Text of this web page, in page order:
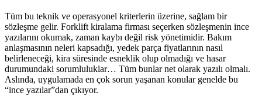
Tüm bu teknik ve operasyonel kriterlerin üzerine, sağlam bir
sözleşme gelir. Forklift kiralama firması seçerken sözleşmenin ince
yazılarını okumak, zaman kaybı değil risk yönetimidir. Bakım
anlaşmasının neleri kapsadığı, yedek parça fiyatlarının nasıl
belirleneceği, kira süresinde esneklik olup olmadığı ve hasar
durumundaki sorumluluklar… Tüm bunlar net olarak yazılı olmalı.
Aslında, uygulamada en çok sorun yaşanan konular genelde bu
“ince yazılar”dan çıkıyor.